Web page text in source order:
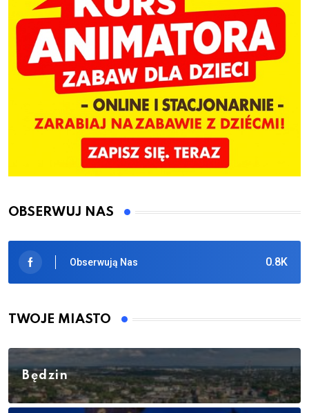
OBSERWUJ NAS
0.8K
Obserwują Nas
TWOJE MIASTO
Będzin